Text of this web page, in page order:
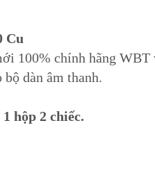
Cu
100% chính hãng
bộ dàn âm thanh.
hộp 2 chiếc.